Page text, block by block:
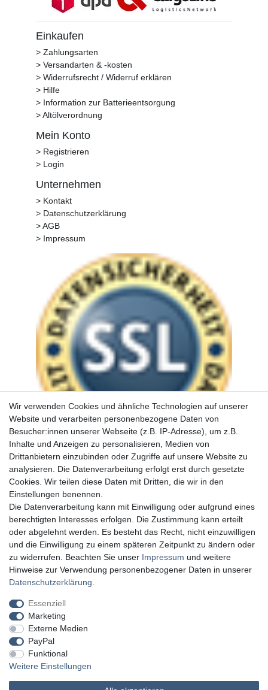
Einkaufen
> Zahlungsarten
> Versandarten & -kosten
> Widerrufsrecht / Widerruf erklären
> Hilfe
> Information zur Batterieentsorgung
> Altölverordnung
Mein Konto
> Registrieren
> Login
Unternehmen
> Kontakt
> Datenschutzerklärung
> AGB
> Impressum
Wir verwenden Cookies und ähnliche Technologien auf unserer
Website und verarbeiten personenbezogene Daten von
Besucher:innen unserer Webseite (z.B. IP-Adresse), um z.B.
Inhalte und Anzeigen zu personalisieren, Medien von
Drittanbietern einzubinden oder Zugriffe auf unsere Website zu
analysieren. Die Datenverarbeitung erfolgt erst durch gesetzte
Cookies. Wir teilen diese Daten mit Dritten, die wir in den
Einstellungen benennen.
Die Datenverarbeitung kann mit Einwilligung oder aufgrund eines
berechtigten Interesses erfolgen. Die Zustimmung kann erteilt
oder abgelehnt werden. Es besteht das Recht, nicht einzuwilligen
und die Einwilligung zu einem späteren Zeitpunkt zu ändern oder
zu widerrufen. Beachten Sie unser Impressum und weitere
Hinweise zur Verwendung personenbezogener Daten in unserer
Daten­schutz­erklärung
Essenziell
Marketing
Externe Medien
PayPal
Funktional
Weitere Einstellungen